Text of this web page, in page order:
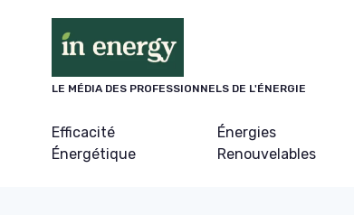
LE MÉDIA DES PROFESSIONNELS DE L'ÉNERGIE
Efficacité
Énergétique
Énergies
Renouvelables